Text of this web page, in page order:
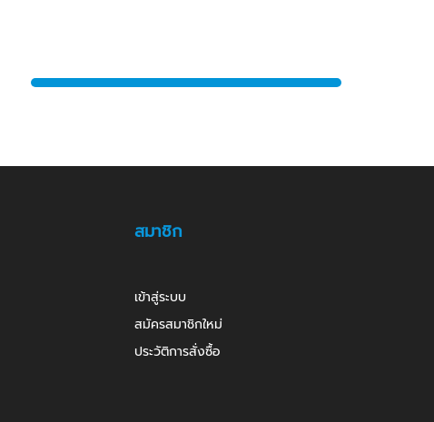
สมาชิก
เข้าสู่ระบบ
สมัครสมาชิกใหม่
ประวัติการสั่งซื้อ